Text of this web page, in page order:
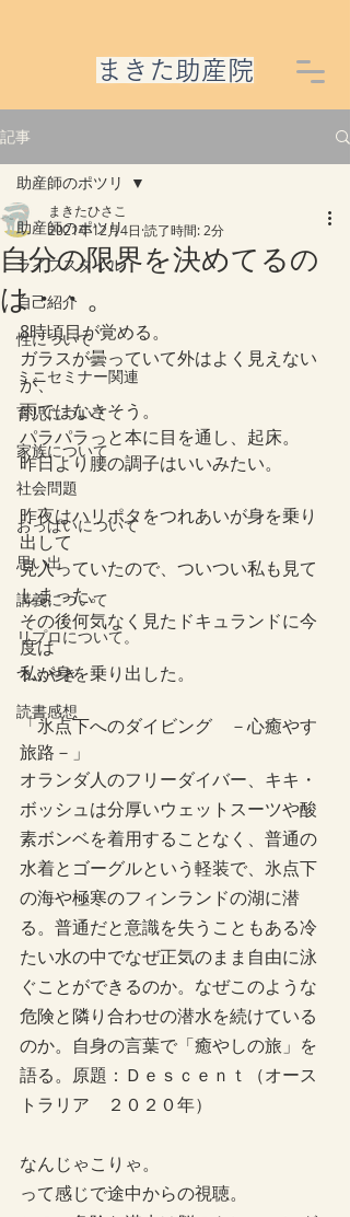
​まきた助産院
記事
助産師のポツリ
ライフスタイル
自己紹介
性について
ミニセミナー関連
育児について
家族について
社会問題
おっぱいについて
思い出
講義について
リプロについて。
つぶやき
読書感想
助産師のポツリ
自分の限界を決めてるの
は・・。
まきたひさこ
2021年12月4日 読了時間: 2分
8時頃目が覚める。
ガラスが曇っていて外はよく見えない
が、
雨ではなさそう。
パラパラっと本に目を通し、起床。
昨日より腰の調子はいいみたい。
昨夜はハリポタをつれあいが身を乗り
出して
見入っていたので、ついつい私も見て
しまった。
その後何気なく見たドキュランドに今
度は
私が身を乗り出した。
「氷点下へのダイビング　－心癒やす
旅路－」
オランダ人のフリーダイバー、キキ・
ボッシュは分厚いウェットスーツや酸
素ボンベを着用することなく、普通の
水着とゴーグルという軽装で、氷点下
の海や極寒のフィンランドの湖に潜
る。普通だと意識を失うこともある冷
たい水の中でなぜ正気のまま自由に泳
ぐことができるのか。なぜこのような
危険と隣り合わせの潜水を続けている
のか。自身の言葉で「癒やしの旅」を
語る。原題：Ｄｅｓｃｅｎｔ（オース
トラリア　２０２０年）
なんじゃこりゃ。
って感じで途中からの視聴。